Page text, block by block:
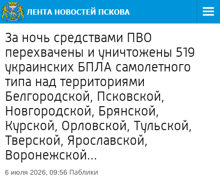
За ночь средствами ПВО
перехвачены и уничтожены 519
украинских БПЛА самолетного
типа над территориями
Белгородской, Псковской,
Новгородской, Брянской,
Курской, Орловской, Тульской,
Тверской, Ярославской,
Воронежской...
6 июля 2026, 09:56 Паблики